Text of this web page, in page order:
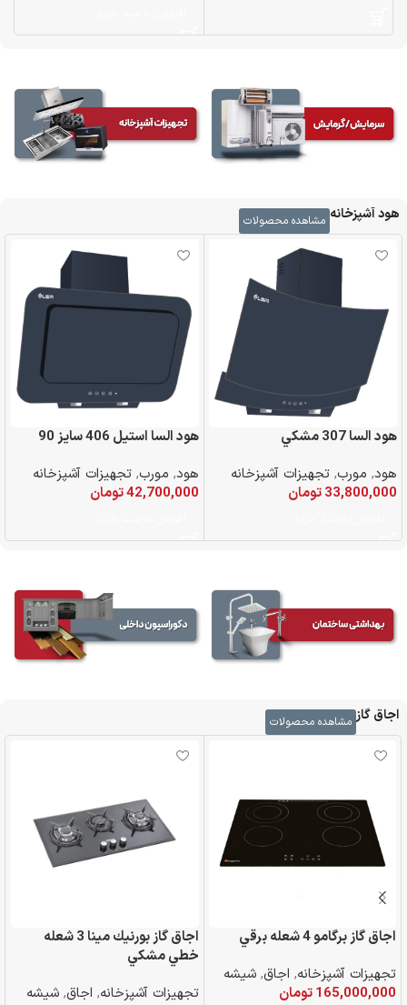
هود آشپزخانه مشاهده محصولات
هود السا 307 مشكي
هود, مورب, تجهیزات آشپزخانه
33,800,000تومان
هود السا استيل 406 سايز 90
هود, مورب, تجهیزات آشپزخانه
42,700,000تومان
اجاق گاز مشاهده محصولات
اجاق گاز برگامو 4 شعله برقي
تجهیزات آشپزخانه, اجاق, شیشه
165,000,000تومان
اجاق گاز بورنيك مينا 3 شعله
خطي مشكي
تجهیزات آشپزخانه, اجاق,شیشه